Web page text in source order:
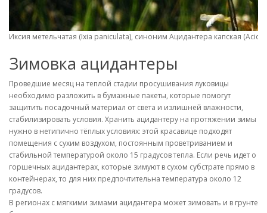
Иксия метельчатая (Ixia paniculata), синоним Ацидантера капская
Зимовка ацидантеры
Проведшие месяц на теплой стадии просушивания луковицы
необходимо разложить в бумажные пакеты, которые помогут
защитить посадочный материал от света и излишней влажности,
стабилизировать условия. Хранить ацидантеру на протяжении зимы
нужно в нетипично тёплых условиях: этой красавице подходят
помещения с сухим воздухом, постоянным проветриванием и
стабильной температурой около 15 градусов тепла. Если речь идет о
горшечных ацидантерах, которые зимуют в сухом субстрате прямо в
контейнерах, то для них предпочтительна температура около 12
градусов.
В регионах с мягкими зимами ацидантера может зимовать и в грунте